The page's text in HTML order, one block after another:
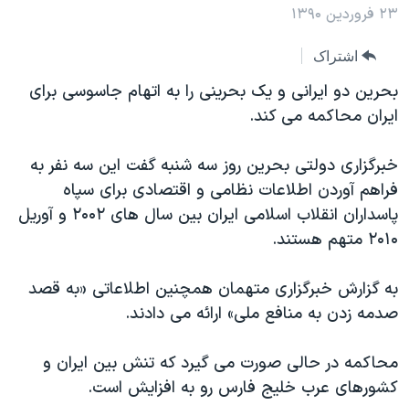
جهش
اصلی
جهش
جستجو
ایران
آمریکا
ورزشی
ویژه برنامه‌ها
ویدیوها
فرهنگ و زندگی
حقوق شهروندی
اقتصادی
اسرائیل در جنگ
برنامه های تلویزیونی
جدول برنامه ها
صفحه‌های ویژه
جام جهانی ۲۰۲۶
۲۵۰سالگی آمریکا
بایگانی برنامه‌های تلویزیونی
مستندها
انتخابات ریاست جمهوری آمریکا ۲۰۲۴
حمله جمهوری اسلامی به اسرائیل
ورزش زنان در ایران
فرکانس‌های صدای آمریکا
یادگیری زبان انگلیسی
دنبال کنید
زبانهای مختلف
۲۳ فروردین ۱۳۹۰
اشتراک
بحرین دو ایرانی و یک بحرینی را به اتهام جاسوسی برای
ایران محاکمه می کند.
خبرگزاری دولتی بحرین روز سه شنبه گفت این سه نفر به
فراهم آوردن اطلاعات نظامی و اقتصادی برای سپاه
پاسداران انقلاب اسلامی ایران بین سال های ۲۰۰۲ و آوریل
۲۰۱۰ متهم هستند.
به گزارش خبرگزاری متهمان همچنین اطلاعاتی «به قصد
صدمه زدن به منافع ملی» ارائه می دادند.
محاکمه در حالی صورت می گیرد که تنش بین ایران و
کشورهای عرب خلیج فارس رو به افزایش است.